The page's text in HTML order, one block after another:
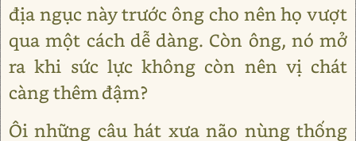
địa ngục này trước ông cho nên họ vượt
qua một cách dễ dàng. Còn ông, nó mở
ra khi sức lực không còn nên vị chát
càng thêm đậm?
Ôi những câu hát xưa não nùng thống